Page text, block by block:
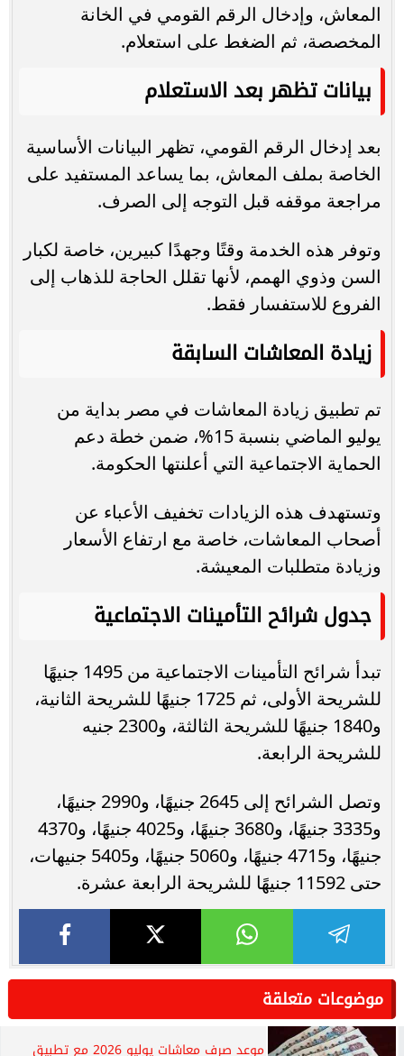
المعاش، وإدخال الرقم القومي في الخانة
المخصصة، ثم الضغط على استعلام.
بيانات تظهر بعد الاستعلام
بعد إدخال الرقم القومي، تظهر البيانات الأساسية
الخاصة بملف المعاش، بما يساعد المستفيد على
مراجعة موقفه قبل التوجه إلى الصرف.
وتوفر هذه الخدمة وقتًا وجهدًا كبيرين، خاصة لكبار
السن وذوي الهمم، لأنها تقلل الحاجة للذهاب إلى
الفروع للاستفسار فقط.
زيادة المعاشات السابقة
تم تطبيق زيادة المعاشات في مصر بداية من
يوليو الماضي بنسبة 15%، ضمن خطة دعم
الحماية الاجتماعية التي أعلنتها الحكومة.
وتستهدف هذه الزيادات تخفيف الأعباء عن
أصحاب المعاشات، خاصة مع ارتفاع الأسعار
وزيادة متطلبات المعيشة.
جدول شرائح التأمينات الاجتماعية
تبدأ شرائح التأمينات الاجتماعية من 1495 جنيهًا
للشريحة الأولى، ثم 1725 جنيهًا للشريحة الثانية،
و1840 جنيهًا للشريحة الثالثة، و2300 جنيه
للشريحة الرابعة.
وتصل الشرائح إلى 2645 جنيهًا، و2990 جنيهًا،
و3335 جنيهًا، و3680 جنيهًا، و4025 جنيهًا، و4370
جنيهًا، و4715 جنيهًا، و5060 جنيهًا، و5405 جنيهات،
حتى 11592 جنيهًا للشريحة الرابعة عشرة.
موضوعات متعلقة
موعد صرف معاشات يوليو 2026 مع تطبيق